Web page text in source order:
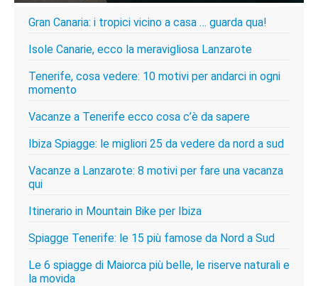
Gran Canaria: i tropici vicino a casa … guarda qua!
Isole Canarie, ecco la meravigliosa Lanzarote
Tenerife, cosa vedere: 10 motivi per andarci in ogni
momento
Vacanze a Tenerife ecco cosa c’è da sapere
Ibiza Spiagge: le migliori 25 da vedere da nord a sud
Vacanze a Lanzarote: 8 motivi per fare una vacanza
qui
Itinerario in Mountain Bike per Ibiza
Spiagge Tenerife: le 15 più famose da Nord a Sud
Le 6 spiagge di Maiorca più belle, le riserve naturali e
la movida